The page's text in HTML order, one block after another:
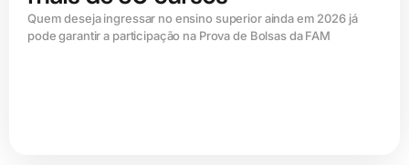
Quem deseja ingressar no ensino superior ainda em 2026 já
pode garantir a participação na Prova de Bolsas da FAM